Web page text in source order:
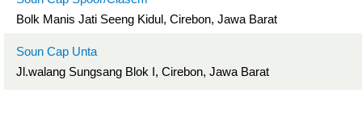
Bolk Manis Jati Seeng Kidul, Cirebon, Jawa Barat
Soun Cap Unta
Jl.walang Sungsang Blok I, Cirebon, Jawa Barat